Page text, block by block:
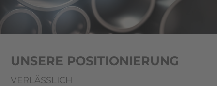
UNSERE POSITIONIERUNG
VERLÄSSLICH